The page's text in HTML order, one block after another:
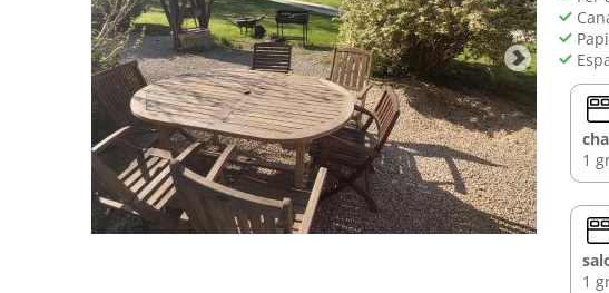
1
1